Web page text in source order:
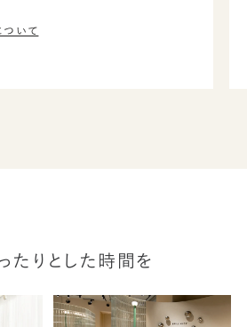
ついて
たりとした時間を